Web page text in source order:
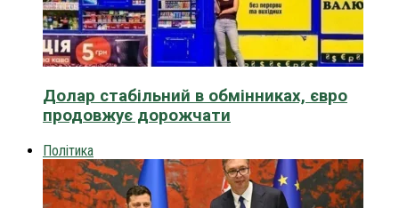
Долар стабільний в обмінниках, євро
продовжує дорожчати
Політика